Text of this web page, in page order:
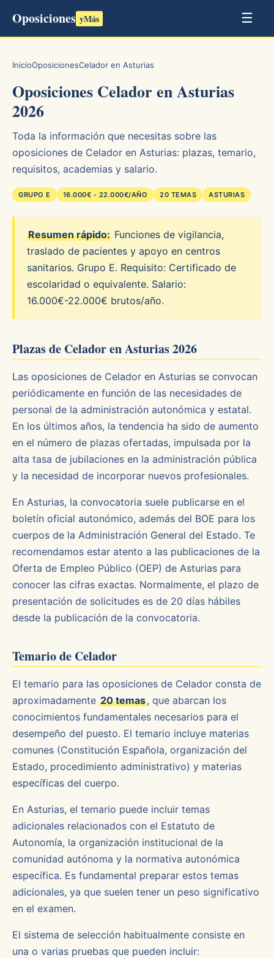
Oposiciones yMás ☰
InicioOposicionesCelador en Asturias
Oposiciones Celador en Asturias
2026
Toda la información que necesitas sobre las
oposiciones de Celador en Asturias: plazas, temario,
requisitos, academias y salario.
GRUPO E 16.000€ - 22.000€/AÑO 20 TEMAS ASTURIAS
Resumen rápido: Funciones de vigilancia,
traslado de pacientes y apoyo en centros
sanitarios. Grupo E. Requisito: Certificado de
escolaridad o equivalente. Salario:
16.000€-22.000€ brutos/año.
Plazas de Celador en Asturias 2026
Las oposiciones de Celador en Asturias se convocan
periódicamente en función de las necesidades de
personal de la administración autonómica y estatal.
En los últimos años, la tendencia ha sido de aumento
en el número de plazas ofertadas, impulsada por la
alta tasa de jubilaciones en la administración pública
y la necesidad de incorporar nuevos profesionales.
En Asturias, la convocatoria suele publicarse en el
boletín oficial autonómico, además del BOE para los
cuerpos de la Administración General del Estado. Te
recomendamos estar atento a las publicaciones de la
Oferta de Empleo Público (OEP) de Asturias para
conocer las cifras exactas. Normalmente, el plazo de
presentación de solicitudes es de 20 días hábiles
desde la publicación de la convocatoria.
Temario de Celador
El temario para las oposiciones de Celador consta de
aproximadamente 20 temas, que abarcan los
conocimientos fundamentales necesarios para el
desempeño del puesto. El temario incluye materias
comunes (Constitución Española, organización del
Estado, procedimiento administrativo) y materias
específicas del cuerpo.
En Asturias, el temario puede incluir temas
adicionales relacionados con el Estatuto de
Autonomía, la organización institucional de la
comunidad autónoma y la normativa autonómica
específica. Es fundamental preparar estos temas
adicionales, ya que suelen tener un peso significativo
en el examen.
El sistema de selección habitualmente consiste en
una o varias pruebas que pueden incluir: